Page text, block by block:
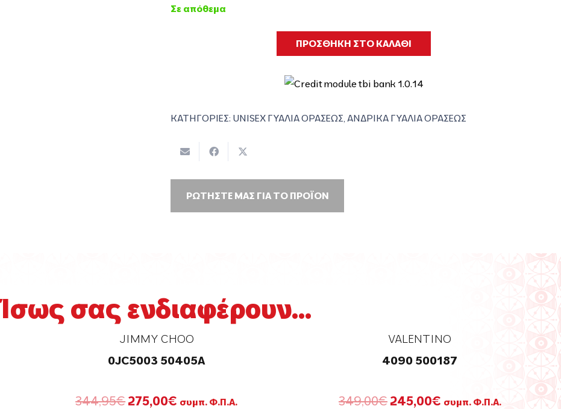
Σε απόθεμα
ΠΡΟΣΘΗΚΗ ΣΤΟ ΚΑΛΑΘΙ
ΚΑΤΗΓΟΡΙΕΣ: UNISEX ΓΥΑΛΙΑ ΟΡΑΣΕΩΣ, ΑΝΔΡΙΚΑ ΓΥΑΛΙΑ ΟΡΑΣΕΩΣ
ΡΩΤΗΣΤΕ ΜΑΣ ΓΙΑ ΤΟ ΠΡΟΪΟΝ
Ίσως σας ενδιαφέρουν...
JIMMY CHOO
0JC5003 50405A
344,95€ Original
275,00€ Η
συμπ. Φ.Π.Α.
VALENTINO
4090 500187
349,00€ Original
245,00€Ησυμπ. Φ.Π.Α.